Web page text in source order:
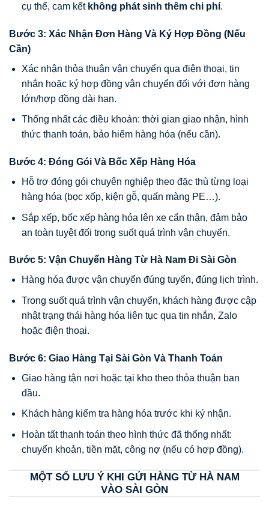
cụ thể, cam kết không phát sinh thêm chi phí.
Bước 3: Xác Nhận Đơn Hàng Và Ký Hợp Đồng (Nếu
Cần)
Xác nhận thỏa thuận vận chuyển qua điện thoại, tin
nhắn hoặc ký hợp đồng vận chuyển đối với đơn hàng
lớn/hợp đồng dài hạn.
Thống nhất các điều khoản: thời gian giao nhận, hình
thức thanh toán, bảo hiểm hàng hóa (nếu cần).
Bước 4: Đóng Gói Và Bốc Xếp Hàng Hóa
Hỗ trợ đóng gói chuyên nghiệp theo đặc thù từng loại
hàng hóa (bọc xốp, kiện gỗ, quấn màng PE…).
Sắp xếp, bốc xếp hàng hóa lên xe cẩn thận, đảm bảo
an toàn tuyệt đối trong suốt quá trình vận chuyển.
Bước 5: Vận Chuyển Hàng Từ Hà Nam Đi Sài Gòn
Hàng hóa được vận chuyển đúng tuyến, đúng lịch trình.
Trong suốt quá trình vận chuyển, khách hàng được cập
nhật trạng thái hàng hóa liên tục qua tin nhắn, Zalo
hoặc điện thoại.
Bước 6: Giao Hàng Tại Sài Gòn Và Thanh Toán
Giao hàng tận nơi hoặc tại kho theo thỏa thuận ban
đầu.
Khách hàng kiểm tra hàng hóa trước khi ký nhận.
Hoàn tất thanh toán theo hình thức đã thống nhất:
chuyển khoản, tiền mặt, công nợ (nếu có hợp đồng).
MỘT SỐ LƯU Ý KHI GỬI HÀNG TỪ HÀ NAM
VÀO SÀI GÒN